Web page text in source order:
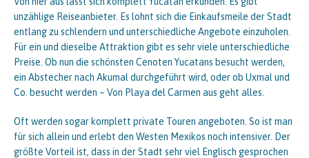
unzählige Reiseanbieter. Es lohnt sich die Einkaufsmeile der Stadt
entlang zu schlendern und unterschiedliche Angebote einzuholen.
Für ein und dieselbe Attraktion gibt es sehr viele unterschiedliche
Preise. Ob nun die schönsten Cenoten Yucatans besucht werden,
ein Abstecher nach Akumal durchgeführt wird, oder ob Uxmal und
Co. besucht werden – Von Playa del Carmen aus geht alles.
Oft werden sogar komplett private Touren angeboten. So ist man
für sich allein und erlebt den Westen Mexikos noch intensiver. Der
größte Vorteil ist, dass in der Stadt sehr viel Englisch gesprochen